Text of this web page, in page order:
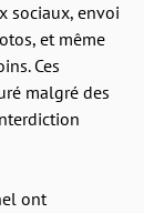
sociaux, envoi
et même
Ces
malgré des
ont